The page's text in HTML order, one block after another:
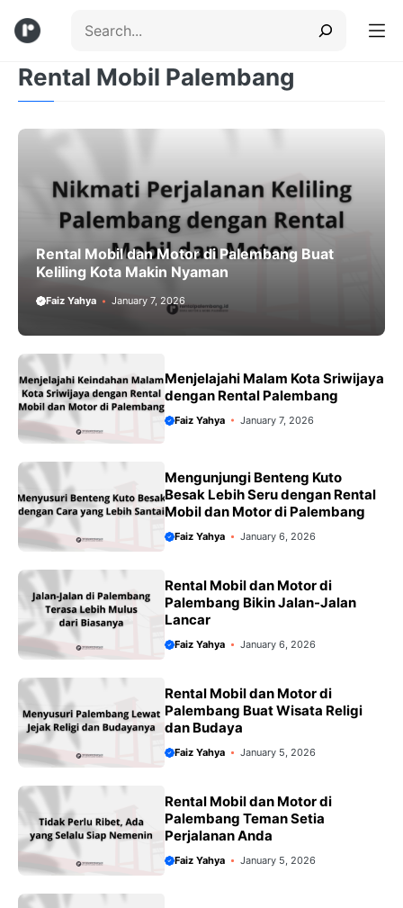
Menu
Rental Mobil Palembang
Rental Mobil dan Motor di Palembang Buat
Keliling Kota Makin Nyaman
Faiz Yahya January 7, 2026
Menjelajahi Malam Kota Sriwijaya
dengan Rental Palembang
Faiz Yahya January 7, 2026
Mengunjungi Benteng Kuto
Besak Lebih Seru dengan Rental
Mobil dan Motor di Palembang
Faiz Yahya January 6, 2026
Rental Mobil dan Motor di
Palembang Bikin Jalan-Jalan
Lancar
Faiz Yahya January 6, 2026
Rental Mobil dan Motor di
Palembang Buat Wisata Religi
dan Budaya
Faiz Yahya January 5, 2026
Rental Mobil dan Motor di
Palembang Teman Setia
Perjalanan Anda
Faiz Yahya January 5, 2026